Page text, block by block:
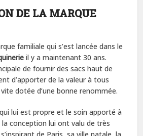
DE LA MARQUE
familiale qui s’est lancée dans le
il y a maintenant 30 ans.
de fournir des sacs haut de
d’apporter de la valeur à tous
dotée d’une bonne renommée.
lui est propre et le soin apporté à
conception lui ont valu de très
de Paris, sa ville natale, la